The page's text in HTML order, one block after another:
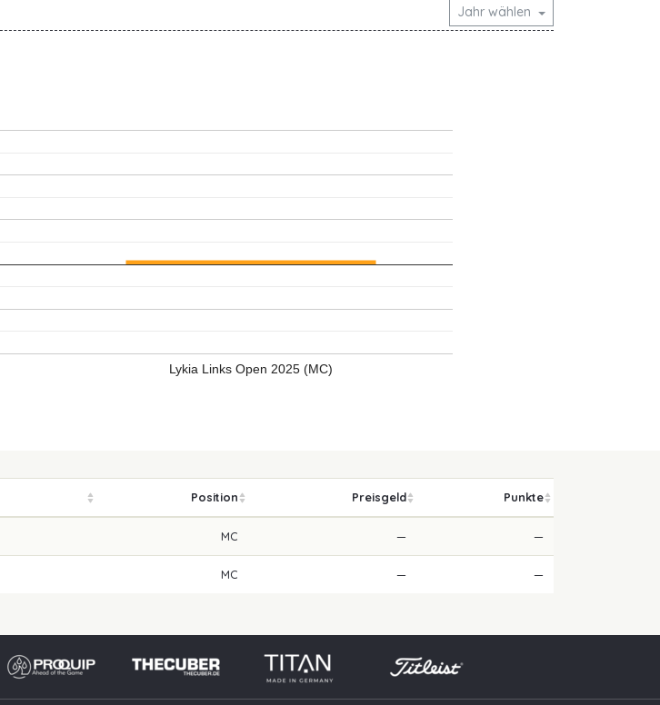
Jahr wählen
Lykia Links Open 2025 (MC)
Position Preisgeld Punkte
MC — —
MC — —